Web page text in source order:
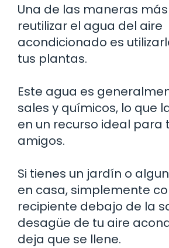
Una de las maneras
reutilizar el agua del aire
acondicionado es
tus plantas.
Este agua es
sales y químicos, lo que
en un recurso ideal para
amigos.
Si tienes un jardín o
en casa, simplemente
recipiente debajo de la
desagüe de tu aire
deja que se llene.